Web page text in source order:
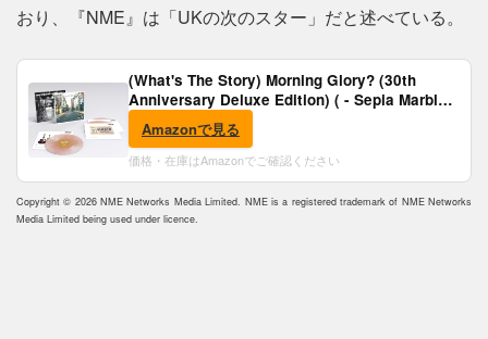
おり、『NME』は「UKの次のスター」だと述べている。
(What's The Story) Morning Glory? (30th
Anniversary Deluxe Edition) ( - Sepia Marble
Vinyl) [Analog]
Amazonで見る
価格・在庫はAmazonでご確認ください
Copyright © 2026 NME Networks Media Limited. NME is a registered trademark of NME Networks
Media Limited being used under licence.